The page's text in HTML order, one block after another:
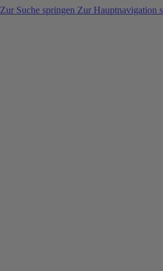
Zur Suche springen Zur Hauptnavigation